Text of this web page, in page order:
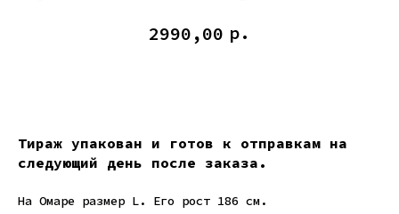
2990,00 р.
Тираж упакован и готов к отправкам на
следующий день после заказа.
На Омаре размер L. Его рост 186 см.